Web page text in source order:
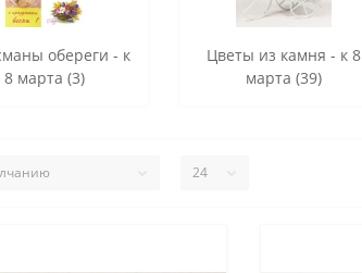
обереги - к
8 марта (3)
Цветы из камня - к 8
марта (39)